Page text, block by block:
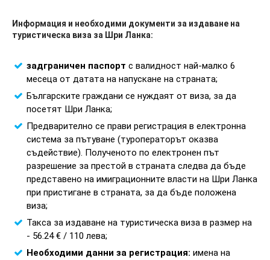
Информация и необходими документи за издаване на
туристическа виза за Шри Ланка:
задграничен паспорт с валидност най-малко 6
месеца от датата на напускане на страната;
Българските граждани се нуждаят от виза, за да
посетят Шри Ланка;
Предварително се прави регистрация в електронна
система за пътуване (туроператорът оказва
съдействие). Полученото по електронен път
разрешение за престой в страната следва да бъде
представено на имиграционните власти на Шри Ланка
при пристигане в страната, за да бъде положена
виза;
Такса за издаване на туристическа виза в размер на
- 56.24 € / 110 лева;
Необходими данни за регистрация: имена на